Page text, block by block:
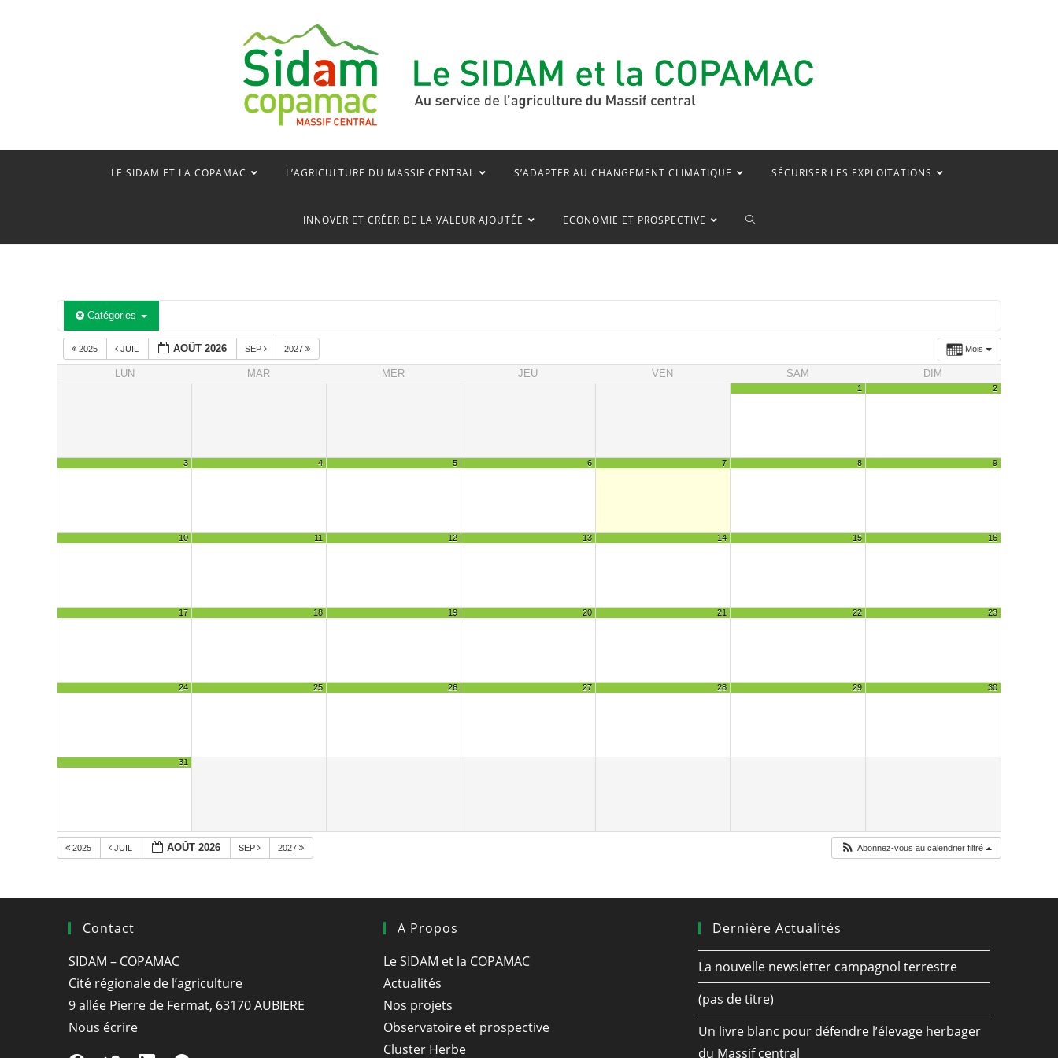
LE SIDAM ET LA COPAMAC L’AGRICULTURE DU MASSIF CENTRAL S’ADAPTER AU CHANGEMENT CLIMATIQUE SÉCURISER LES EXPLOITATIONS
INNOVER ET CRÉER DE LA VALEUR AJOUTÉE ECONOMIE ET PROSPECTIVE TOGGLE
Catégories
Mois
2025 JUIL AOÛT 2026 SEP 2027
LUN MAR MER JEU VEN SAM DIM
1 2
3 4 5 6 7 8 9
10 11 12 13 14 15 16
17 18 19 20 21 22 23
24 25 26 27 28 29 30
31
2025 JUIL AOÛT 2026 SEP 2027 Abonnez-vous au calendrier filtré
Contact
SIDAM – COPAMAC
Cité régionale de l’agriculture
9 allée Pierre de Fermat, 63170 AUBIERE
Nous écrire
A Propos
Le SIDAM et la COPAMAC
Actualités
Nos projets
Observatoire et prospective
Cluster Herbe
Dernière Actualités
La nouvelle newsletter campagnol terrestre
(pas de titre)
Un livre blanc pour défendre l’élevage herbager
du Massif central